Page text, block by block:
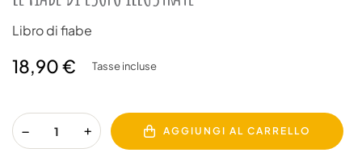
Libro di fiabe
18,90 € Tasse incluse
AGGIUNGI AL CARRELLO